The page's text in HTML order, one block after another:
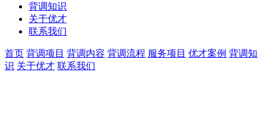
背调知识
关于优才
联系我们
首页 背调项目 背调内容 背调流程 服务项目 优才案例 背调知
识 关于优才 联系我们